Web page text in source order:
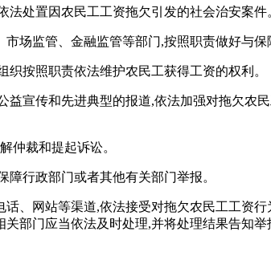
处置因农民工工资拖欠引发的社会治安案件
场监管、金融监管等部门,按照职责做好与保
按照职责依法维护农民工获得工资的权利。
宣传和先进典型的报道,依法加强对拖欠农
仲裁和提起诉讼。
行政部门或者其他有关部门举报。
、网站等渠道,依法接受对拖欠农民工工资
部门应当依法及时处理,并将处理结果告知举